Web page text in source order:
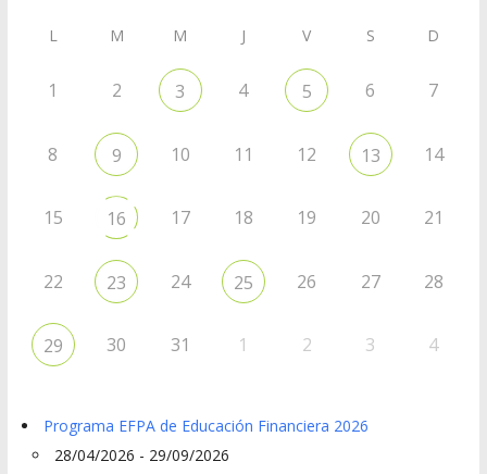
L M M J V S D
1 2 3 4 5 6 7
8 9 10 11 12 13 14
15 16 17 18 19 20 21
22 23 24 25 26 27 28
29 30 31 1 2 3 4
Programa EFPA de Educación Financiera 2026
28/04/2026 - 29/09/2026